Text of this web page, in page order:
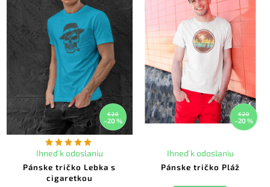
€20
–20 %
Pánske tričko Lebka s
cigaretkou
Ihneď k odoslaniu
€20
–20 %
Pánske tričko Pláž
Ihneď k odoslaniu